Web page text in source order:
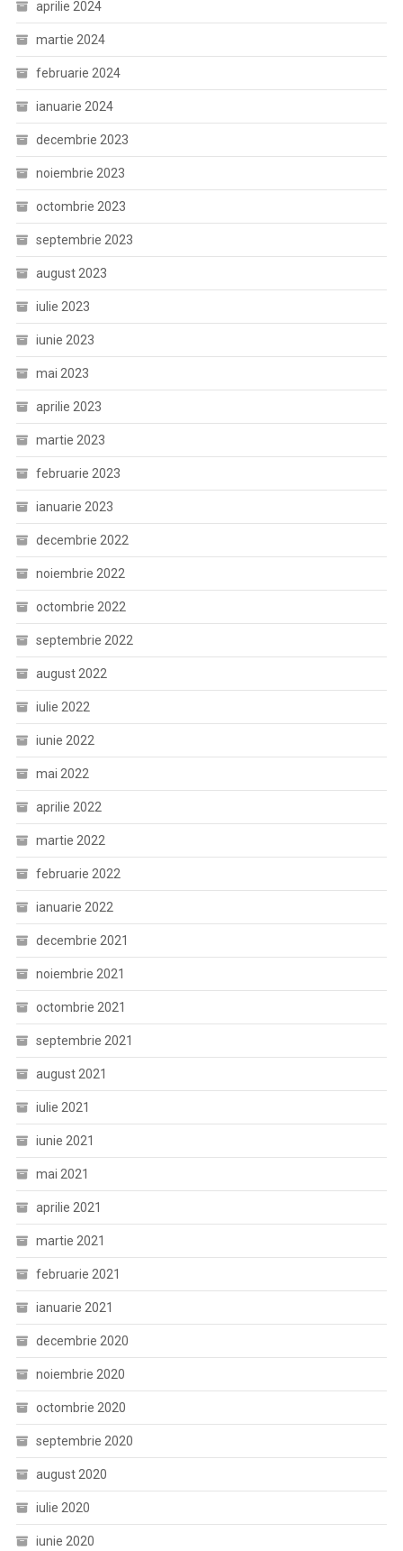
aprilie 2024
martie 2024
februarie 2024
ianuarie 2024
decembrie 2023
noiembrie 2023
octombrie 2023
septembrie 2023
august 2023
iulie 2023
iunie 2023
mai 2023
aprilie 2023
martie 2023
februarie 2023
ianuarie 2023
decembrie 2022
noiembrie 2022
octombrie 2022
septembrie 2022
august 2022
iulie 2022
iunie 2022
mai 2022
aprilie 2022
martie 2022
februarie 2022
ianuarie 2022
decembrie 2021
noiembrie 2021
octombrie 2021
septembrie 2021
august 2021
iulie 2021
iunie 2021
mai 2021
aprilie 2021
martie 2021
februarie 2021
ianuarie 2021
decembrie 2020
noiembrie 2020
octombrie 2020
septembrie 2020
august 2020
iulie 2020
iunie 2020